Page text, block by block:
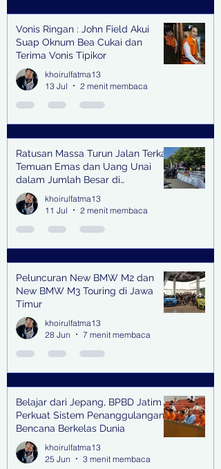
Vonis Ringan : John Field Akui
Suap Oknum Bea Cukai dan
Terima Vonis Tipikor
khoirulfatma13
13 Jul
2 menit membaca
Ratusan Massa Turun Jalan Terkait
Temuan Emas dan Uang Unai
dalam Jumlah Besar di
Lingkungan Jampidsus Kejaksaan
Agung RI di Jakarta
khoirulfatma13
11 Jul
2 menit membaca
Peluncuran New BMW M2 dan
New BMW M3 Touring di Jawa
Timur
khoirulfatma13
28 Jun
7 menit membaca
Belajar dari Jepang, BPBD Jatim
Perkuat Sistem Penanggulangan
Bencana Berkelas Dunia
khoirulfatma13
25 Jun
3 menit membaca